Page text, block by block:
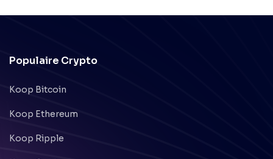
Populaire Crypto
Koop Bitcoin
Koop Ethereum
Koop Ripple